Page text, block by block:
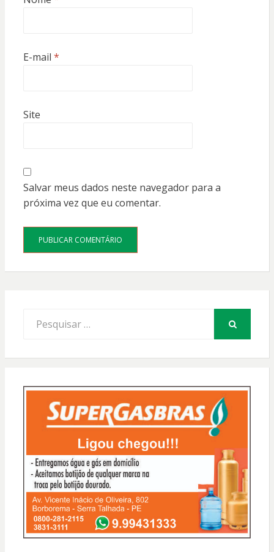
E-mail *
Site
Salvar meus dados neste navegador para a
próxima vez que eu comentar.
por: